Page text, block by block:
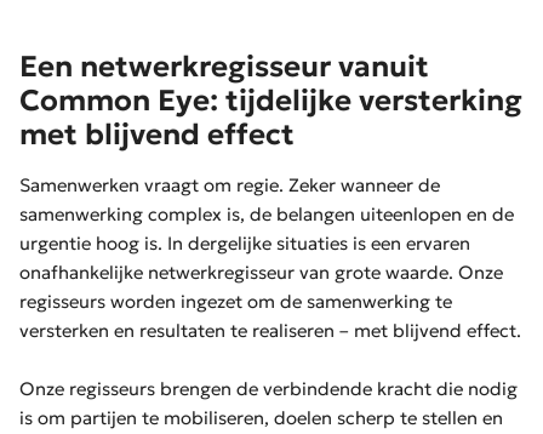
Een netwerkregisseur vanuit
Common Eye: tijdelijke versterking
met blijvend effect
Samenwerken vraagt om regie. Zeker wanneer de
samenwerking complex is, de belangen uiteenlopen en de
urgentie hoog is. In dergelijke situaties is een ervaren
onafhankelijke netwerkregisseur van grote waarde. Onze
regisseurs worden ingezet om de samenwerking te
versterken en resultaten te realiseren – met blijvend effect.
Onze regisseurs brengen de verbindende kracht die nodig
is om partijen te mobiliseren, doelen scherp te stellen en